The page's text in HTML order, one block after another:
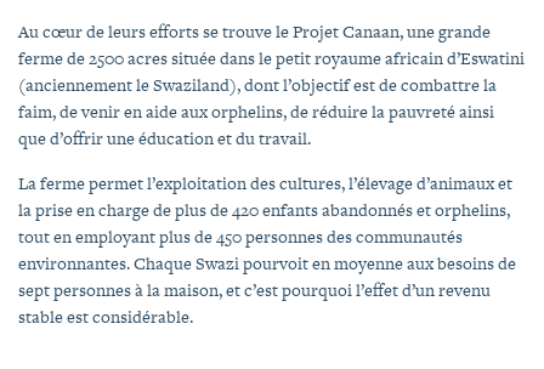
Au cœur de leurs efforts se trouve le Projet Canaan, une grande
ferme de 2500 acres située dans le petit royaume africain d’Eswatini
(anciennement le Swaziland), dont l’objectif est de combattre la
faim, de venir en aide aux orphelins, de réduire la pauvreté ainsi
que d’offrir une éducation et du travail.
La ferme permet l’exploitation des cultures, l’élevage d’animaux et
la prise en charge de plus de 420 enfants abandonnés et orphelins,
tout en employant plus de 450 personnes des communautés
environnantes. Chaque Swazi pourvoit en moyenne aux besoins de
sept personnes à la maison, et c’est pourquoi l’effet d’un revenu
stable est considérable.